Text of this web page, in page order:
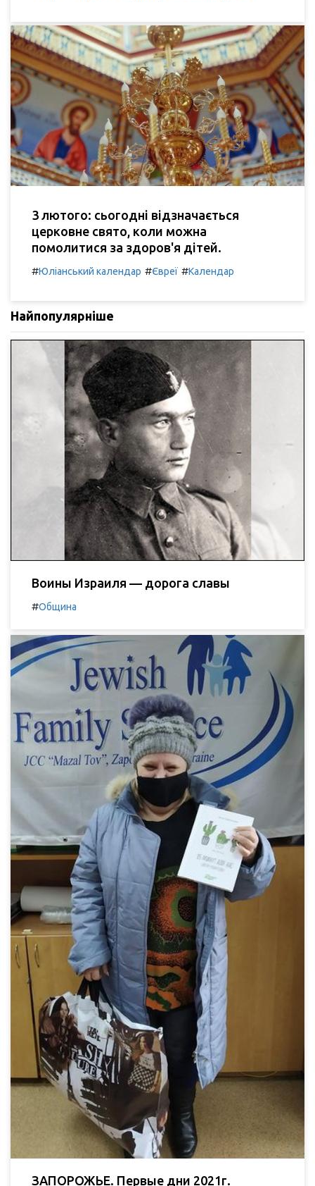
3 лютого: сьогодні відзначається
церковне свято, коли можна
помолитися за здоров'я дітей.
#Юліанський календар #Євреї #Календар
Найпопулярніше
Воины Израиля — дорога славы
#Община
ЗАПОРОЖЬЕ. Первые дни 2021г.